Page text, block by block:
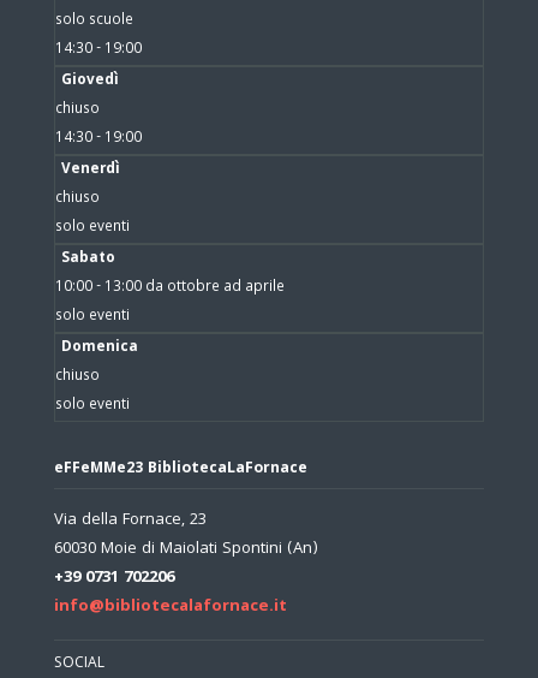
solo scuole
14:30 - 19:00
Giovedì
chiuso
14:30 - 19:00
Venerdì
chiuso
solo eventi
Sabato
10:00 - 13:00 da ottobre ad aprile
solo eventi
Domenica
chiuso
solo eventi
eFFeMMe23 BibliotecaLaFornace
Via della Fornace, 23
60030 Moie di Maiolati Spontini (An)
+39 0731 702206
info@bibliotecalafornace.it
SOCIAL